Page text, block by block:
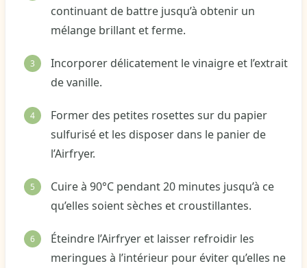
continuant de battre jusqu’à obtenir un
mélange brillant et ferme.
Incorporer délicatement le vinaigre et l’extrait
de vanille.
Former des petites rosettes sur du papier
sulfurisé et les disposer dans le panier de
l’Airfryer.
Cuire à 90°C pendant 20 minutes jusqu’à ce
qu’elles soient sèches et croustillantes.
Éteindre l’Airfryer et laisser refroidir les
meringues à l’intérieur pour éviter qu’elles ne